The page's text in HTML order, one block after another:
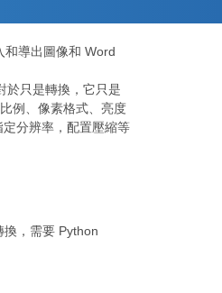
和導出圖像和 Word
於只是轉換，它只是
例、像素格式、亮度
分辨率，配置壓縮等
，需要 Python